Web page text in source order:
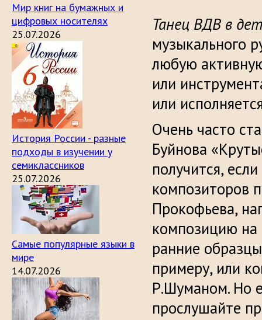
Мир книг на бумажных и
цифровых носителях
25.07.2026
История России - разные
подходы в изучении у
семиклассников
25.07.2026
Самые популярные языки в
мире
14.07.2026
Танец ВДВ в
музыкального
любую
или
или
Очень часто
Буйнова
получится,
композиторов
Прокофьева,
композицию на
ранние
примеру, или
Р.Шуманом. Но
прослушайте